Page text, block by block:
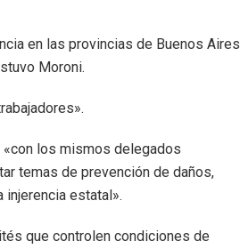
en las provincias de Buenos Aires
Moroni.
los mismos delegados
temas de prevención de daños,
injerencia estatal».
que controlen condiciones de